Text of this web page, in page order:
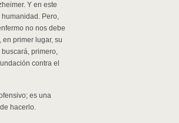
Y en este
Pero,
no nos debe
primer lugar, su
primero,
contra el
es una
hacerlo.